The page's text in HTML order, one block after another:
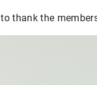
thank the